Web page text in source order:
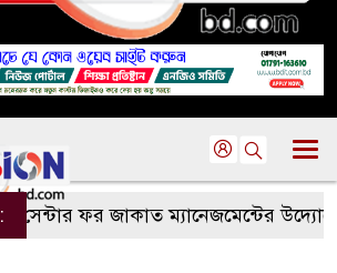
ফর জাকাত ম্যানেজমেন্টের উদ্যোগে বৃত্তি